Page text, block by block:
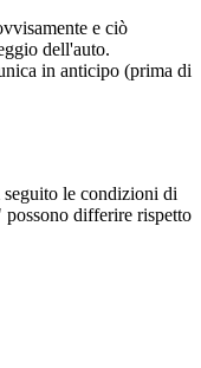
e ciò
dell'auto.
in anticipo (prima di
seguito le condizioni di
differire rispetto